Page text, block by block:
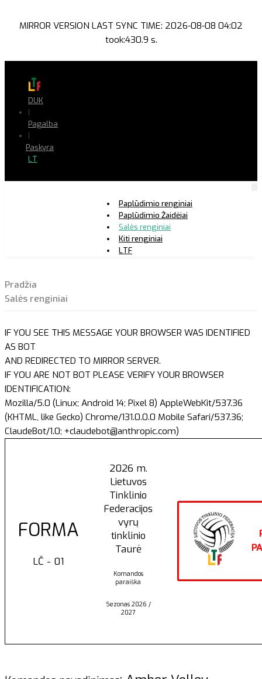
MIRROR VERSION LAST SYNC TIME: 2026-08-08 04:02
took:430.9 s.
DUK
|
Pagalba
|
Paskyra
LT
Paplūdimio renginiai
Paplūdimio Žaidėjai
Salės renginiai
Kiti renginiai
LTF
Pradžia
Salės renginiai
IF YOU SEE THIS MESSAGE YOUR BROWSER WAS IDENTIFIED
AS BOT
AND REDIRECTED TO MIRROR SERVER.
IF YOU ARE NOT BOT PLEASE VERIFY YOUR BROWSER
IDENTIFICATION:
Mozilla/5.0 (Linux; Android 14; Pixel 8) AppleWebKit/537.36
(KHTML, like Gecko) Chrome/131.0.0.0 Mobile Safari/537.36;
ClaudeBot/1.0; +claudebot@anthropic.com)
FORMA
LČ - 01
2026 m.
Lietuvos
Tinklinio
Federacijos
vyrų
tinklinio
Taurė
Komandos
paraiška
Sezonas 2026 /
2027